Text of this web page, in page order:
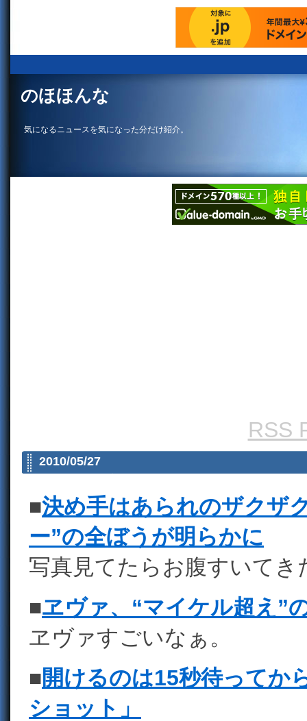
のほほんな
気になるニュースを気になった分だけ紹介。
RSS
2010/05/27
■決め手はあられのザクザ
ー”の全ぼうが明らかに
写真見てたらお腹すいてき
■ヱヴァ、“マイケル超え”
ヱヴァすごいなぁ。
■開けるのは15秒待ってか
ショット」